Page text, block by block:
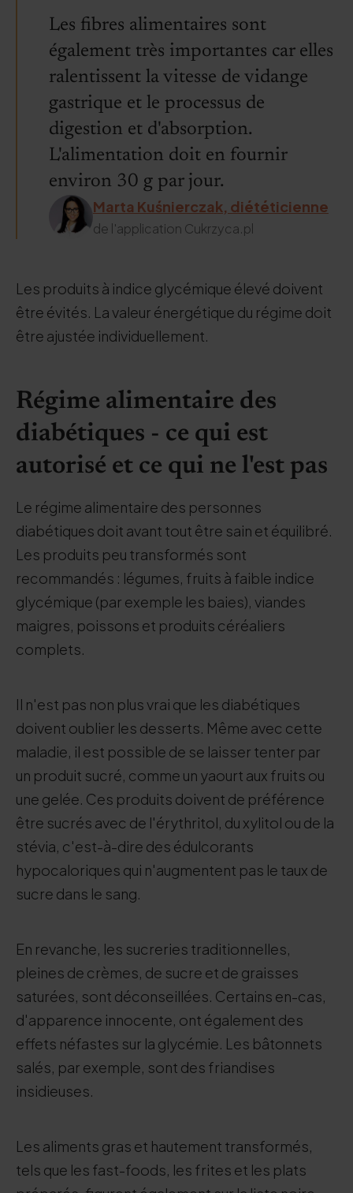
Les fibres alimentaires sont
également très importantes car elles
ralentissent la vitesse de vidange
gastrique et le processus de
digestion et d'absorption.
L'alimentation doit en fournir
environ 30 g par jour.
Marta Kuśnierczak, diététicienne
de l'application Cukrzyca.pl
Les produits à indice glycémique élevé doivent
être évités. La valeur énergétique du régime doit
être ajustée individuellement.
Régime alimentaire des
diabétiques - ce qui est
autorisé et ce qui ne l'est pas
Le régime alimentaire des personnes
diabétiques doit avant tout être sain et équilibré.
Les produits peu transformés sont
recommandés : légumes, fruits à faible indice
glycémique (par exemple les baies), viandes
maigres, poissons et produits céréaliers
complets.
Il n'est pas non plus vrai que les diabétiques
doivent oublier les desserts. Même avec cette
maladie, il est possible de se laisser tenter par
un produit sucré, comme un yaourt aux fruits ou
une gelée. Ces produits doivent de préférence
être sucrés avec de l'érythritol, du xylitol ou de la
stévia, c'est-à-dire des édulcorants
hypocaloriques qui n'augmentent pas le taux de
sucre dans le sang.
En revanche, les sucreries traditionnelles,
pleines de crèmes, de sucre et de graisses
saturées, sont déconseillées. Certains en-cas,
d'apparence innocente, ont également des
effets néfastes sur la glycémie. Les bâtonnets
salés, par exemple, sont des friandises
insidieuses.
Les aliments gras et hautement transformés,
tels que les fast-foods, les frites et les plats